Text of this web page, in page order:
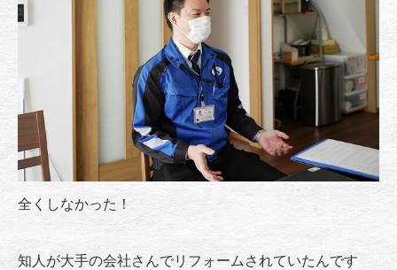
全くしなかった！
知人が大手の会社さんでリフォームされていたんです